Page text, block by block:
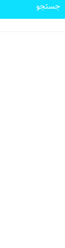
جستجو